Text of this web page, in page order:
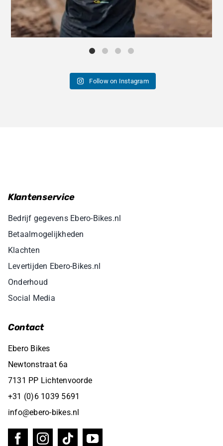
Follow on Instagram
Klantenservice
Bedrijf gegevens Ebero-Bikes.nl
Betaalmogelijkheden
Klachten
Levertijden Ebero-Bikes.nl
Onderhoud
Social Media
Contact
Ebero Bikes
Newtonstraat 6a
7131 PP Lichtenvoorde
+31 (0)6 1039 5691
info@ebero-bikes.nl